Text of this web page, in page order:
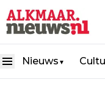
Nieuws ▼